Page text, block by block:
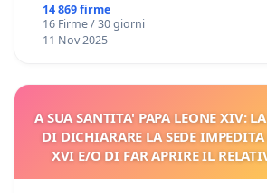
14 869 firme
16 Firme / 30 giorni
11 Nov 2025
A SUA SANTITA' PAPA LEONE XIV:
DI DICHIARARE LA SEDE
XVI E/O DI FAR APRIRE IL